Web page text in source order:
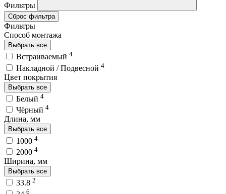
Фильтры
Сброс фильтра
Фильтры
Способ монтажа
Выбрать все
Встраиваемый 4
Накладной / Подвесной 4
Цвет покрытия
Выбрать все
Белый 4
Чёрный 4
Длина, мм
Выбрать все
1000 4
2000 4
Ширина, мм
Выбрать все
33.8 2
6